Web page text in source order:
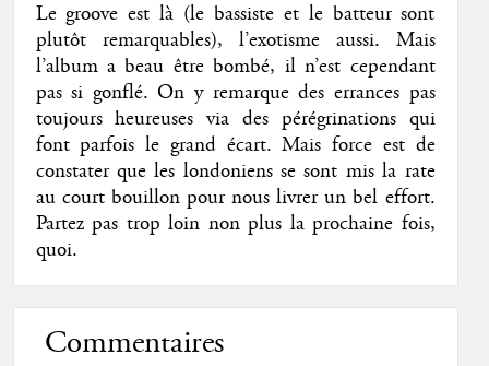
Le groove est là (le bassiste et le batteur sont
plutôt remarquables), l’exotisme aussi. Mais
l’album a beau être bombé, il n’est cependant
pas si gonflé. On y remarque des errances pas
toujours heureuses via des pérégrinations qui
font parfois le grand écart. Mais force est de
constater que les londoniens se sont mis la rate
au court bouillon pour nous livrer un bel effort.
Partez pas trop loin non plus la prochaine fois,
quoi.
Commentaires